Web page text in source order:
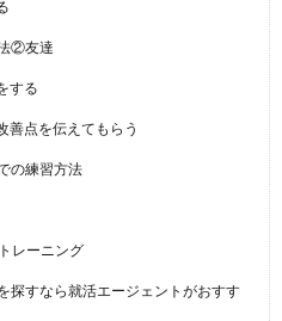
②友達
する
善点を伝えてもらう
の練習方法
レーニング
探すなら就活エージェントがおすす